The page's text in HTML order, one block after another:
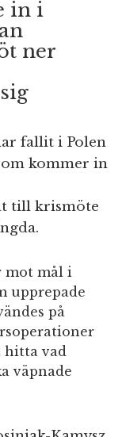
in i
ner
fallit i Polen
kommer in
till krismöte
mot mål i
upprepade
på
hitta vad
väpnade